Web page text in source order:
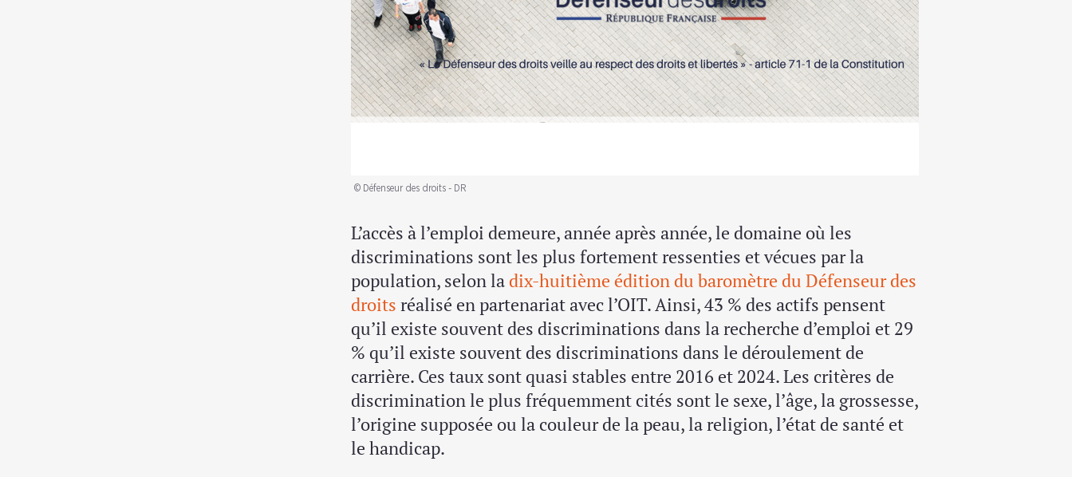
© Défenseur des droits - DR
L’accès à l’emploi demeure, année après année, le domaine où les
discriminations sont les plus fortement ressenties et vécues par la
population, selon la dix-huitième édition du baromètre du Défenseur des
droits réalisé en partenariat avec l’OIT. Ainsi, 43 % des actifs pensent
qu’il existe souvent des discriminations dans la recherche d’emploi et 29
% qu’il existe souvent des discriminations dans le déroulement de
carrière. Ces taux sont quasi stables entre 2016 et 2024. Les critères de
discrimination le plus fréquemment cités sont le sexe, l’âge, la grossesse,
l’origine supposée ou la couleur de la peau, la religion, l’état de santé et
le handicap.